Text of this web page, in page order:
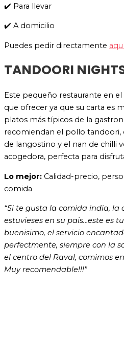
✔️ Para llevar
✔️ A domicilio
Puedes pedir directamente
TANDOORI
Este pequeño restaurante en
que ofrecer ya que su carta es
platos más típicos de la
recomiendan el pollo tandoori,
de langostino y el nan de chilli
acogedora, perfecta para
Lo mejor: Calidad-precio,
comida
“Si te gusta la comida india, la
estuvieses en su pais…este es
buenisimo, el servicio
perfectmente, siempre con la
el centro del Raval, comimos
Muy recomendable!!!”